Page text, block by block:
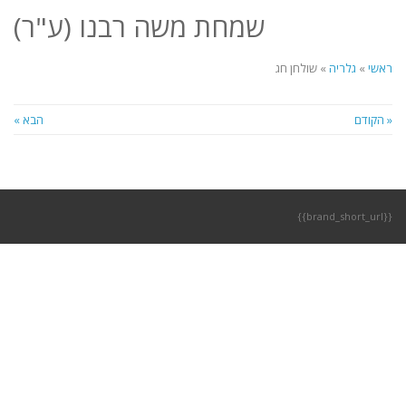
שמחת משה רבנו (ע"ר)
ראשי » גלריה » שולחן חג
« הקודם הבא »
{{brand_short_url}}